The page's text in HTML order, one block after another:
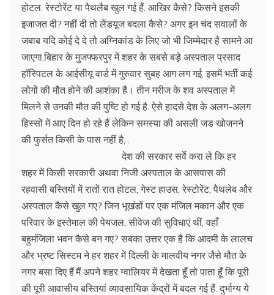
होटल. रेस्टोरेंट या पैथलैब खुल गई हैं. आखिर कैसे? किसने इसकी
इजाजत दी? नहीं दी तो लेंडयूज बदला कैसे? अगर इन चंद सवालों के
जबाब यदि कोई दे दे तो अग्निकांड के लिए जो भी जिम्मेदार है सामने आ
जाएगा.बिहार के मुजफ्फरपुर में शहर के सबसे बड़े अस्पताल प्रसाद
हॉस्पिटल के आईसीयू वार्ड में गुरुवार सुबह आग लग गई, इसमें भर्ती कई
लोगों की मौत होने की आशंका है। तीन मरीज के शव अस्पताल में
मिलने से उनकी मौत की पुष्टि हो गई है. ऐसे हादसे देश के अलग-अलग
हिस्सों में आए दिन हो रहे हैं लेकिन समस्या की असली जड खोजनने
की फुर्सत किसी के पास नहीं है, .
देश की सरकार सर्वे करा ले कि हर
शहर में किसी सरकारी अथवा निजी अस्पताल के आसपास की
रहवासी बस्तियों में रातों रात होटल, गेस्ट हाउस, रेस्टोरेंट, पैथलेब और
अस्पताल कैसे खुल गए? जिन भूखंडों पर एक मंजिल मकान और एक
परिवार के इस्तेमाल की पेयजल, सीवेज की सुविधाएं थीं, वहाँ
बहुमंजिला भवन कैसे बन गए? सबका उत्तर एक है कि आदमी के लालच
और भ्रष्ट सिस्टम ने हर शहर में दिल्ली के मालवीय नगर जैसे मौत के
नगर बसा दिए हैं.मैं अपने शहर ग्वालियर में देखता हूँ तो पाता हूँ कि पूरी
की पूरी आवासीय बस्तियां व्यावसायिक केंद्रों में बदल गई हैं. दुर्भाग्य ये